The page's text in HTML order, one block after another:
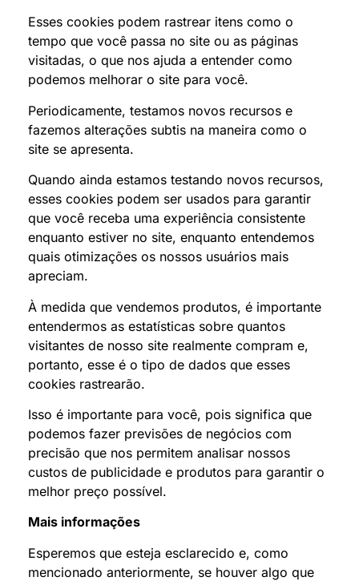
Esses cookies podem rastrear itens como o
tempo que você passa no site ou as páginas
visitadas, o que nos ajuda a entender como
podemos melhorar o site para você.
Periodicamente, testamos novos recursos e
fazemos alterações subtis na maneira como o
site se apresenta.
Quando ainda estamos testando novos recursos,
esses cookies podem ser usados para garantir
que você receba uma experiência consistente
enquanto estiver no site, enquanto entendemos
quais otimizações os nossos usuários mais
apreciam.
À medida que vendemos produtos, é importante
entendermos as estatísticas sobre quantos
visitantes de nosso site realmente compram e,
portanto, esse é o tipo de dados que esses
cookies rastrearão.
Isso é importante para você, pois significa que
podemos fazer previsões de negócios com
precisão que nos permitem analisar nossos
custos de publicidade e produtos para garantir o
melhor preço possível.
Mais informações
Esperemos que esteja esclarecido e, como
mencionado anteriormente, se houver algo que